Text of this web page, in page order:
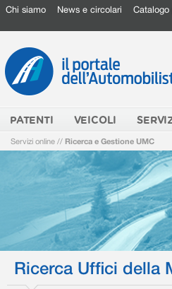
Chi siamo News e circolari
PATENTI VEICOLI
Servizi online // Ricerca e Gestione UMC
Ricerca Uffici della